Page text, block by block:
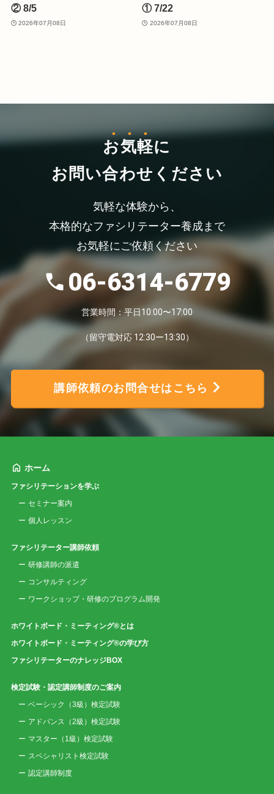
② 8/5
2026年07月08日
① 7/22
2026年07月08日
お気軽に
お問い合わせください
気軽な体験から、
本格的なファシリテーター養成まで
お気軽にご依頼ください
06-6314-6779
営業時間：平日10:00〜17:00
（留守電対応 12:30ー13:30）
講師依頼のお問合せはこちら
ホーム
ファシリテーションを学ぶ
セミナー案内
個人レッスン
ファシリテーター講師依頼
研修講師の派遣
コンサルティング
ワークショップ・研修のプログラム開発
ホワイトボード・ミーティング®とは
ホワイトボード・ミーティング®の学び方
ファシリテーターのナレッジBOX
検定試験・認定講師制度のご案内
ベーシック（3級）検定試験
アドバンス（2級）検定試験
マスター（1級）検定試験
スペシャリスト検定試験
認定講師制度